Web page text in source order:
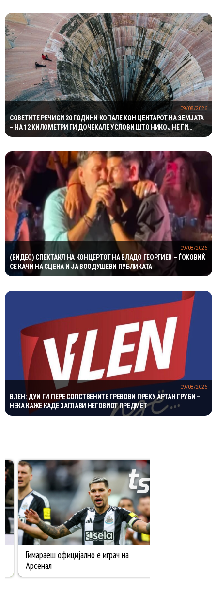
СОВЕТИТЕ РЕЧИСИ 20 ГОДИНИ КОПАЛЕ КОН ЦЕНТАРОТ НА ЗЕМЈАТА
– НА 12 КИЛОМЕТРИ ГИ ДОЧЕКАЛЕ УСЛОВИ ШТО НИКОЈ НЕ ГИ
ОЧЕКУВАЛ
09/08/2026
(ВИДЕО) СПЕКТАКЛ НА КОНЦЕРТОТ НА ВЛАДО ГЕОРГИЕВ – ЃОКОВИЌ
СЕ КАЧИ НА СЦЕНА И ЈА ВООДУШЕВИ ПУБЛИКАТА
09/08/2026
ВЛЕН: ДУИ ГИ ПЕРЕ СОПСТВЕНИТЕ ГРЕВОВИ ПРЕКУ АРТАН ГРУБИ –
НЕКА КАЖЕ КАДЕ ЗАГЛАВИ НЕГОВИОТ ПРЕДМЕТ
09/08/2026